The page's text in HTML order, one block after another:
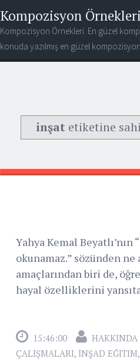
Kompozisyon Örnekleri
Kompozisyon Örnekleri. En güzel
konuda yazılmış en güzel
inşat etiketine
Yahya Kemal
okunamaz.” sözünden ne
amaçlarından biri de,
hayal özelliklerini
15:46:00 HAKKINDA
ÇALIŞMALARI, İNŞAD EĞITIM,